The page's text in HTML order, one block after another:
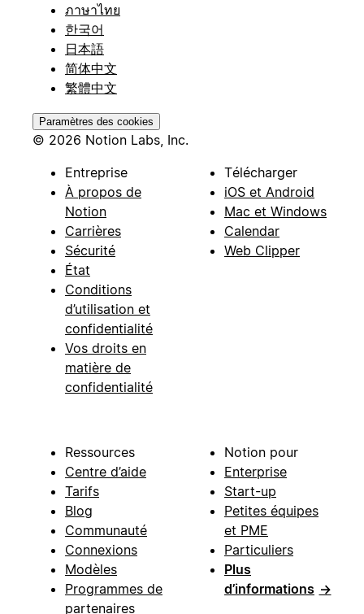
ภาษาไทย
한국어
日本語
简体中文
繁體中文
Paramètres des cookies
© 2026 Notion Labs, Inc.
Entreprise
À propos de
Notion
Carrières
Sécurité
État
Conditions
d’utilisation et
confidentialité
Vos droits en
matière de
confidentialité
Télécharger
iOS et Android
Mac et Windows
Calendar
Web Clipper
Ressources
Centre d’aide
Tarifs
Blog
Communauté
Connexions
Modèles
Programmes de
partenaires
Notion pour
Enterprise
Start-up
Petites équipes
et PME
Particuliers
Plus
d’informations →